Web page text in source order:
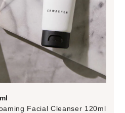
Facial Cleanser 120ml